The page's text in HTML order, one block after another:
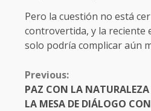
Pero la cuestión no está
controvertida, y la reciente
solo podría complicar aún
CONTINUE
READING
Previous:
PAZ CON LA
LA MESA DE DIÁLOGO